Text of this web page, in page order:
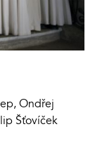
Ondřej
Šťovíček